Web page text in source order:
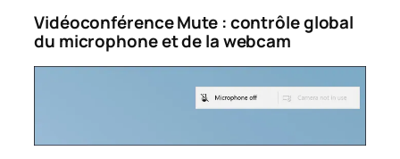
Vidéoconférence Mute : contrôle global
du microphone et de la webcam